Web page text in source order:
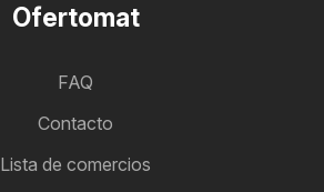
Ofertomat
FAQ
Contacto
Lista de comercios